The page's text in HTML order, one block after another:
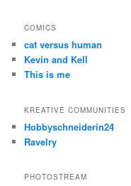
COMICS
cat versus human
Kevin and Kell
This is me
KREATIVE COMMUNITIES
Hobbyschneiderin24
Ravelry
PHOTOSTREAM